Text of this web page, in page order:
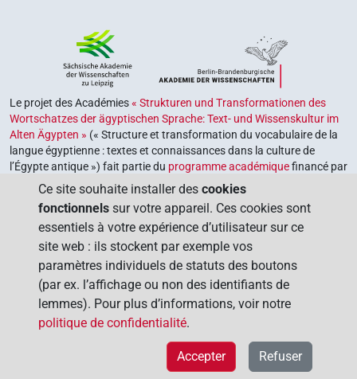
Le projet des Académies« Strukturen und Transformationen des
Wortschatzes der ägyptischen Sprache: Text- und Wissenskultur im
Alten Ägypten » (« Structure et transformation du vocabulaire de la
langue égyptienne : textes et connaissances dans la culture de
l’Égypte antique ») fait partie du programme académiquefinancé par
le gouvernement fédéral et les gouvernements des Länder de la
retrouver et explorer notre héritage culturel. Le programme est
coordonné par l’Union des académies allemandes des sciences et
des lettres .
Ce site souhaite installer des cookies
fonctionnels sur votre appareil. Ces cookies sont
essentiels à votre expérience d’utilisateur sur ce
site web : ils stockent par exemple vos
paramètres individuels de statuts des boutons
(par ex. l’affichage ou non des identifiants de
lemmes). Pour plus d’informations, voir notre
politique de confidentialité.
Refuser
Accepter